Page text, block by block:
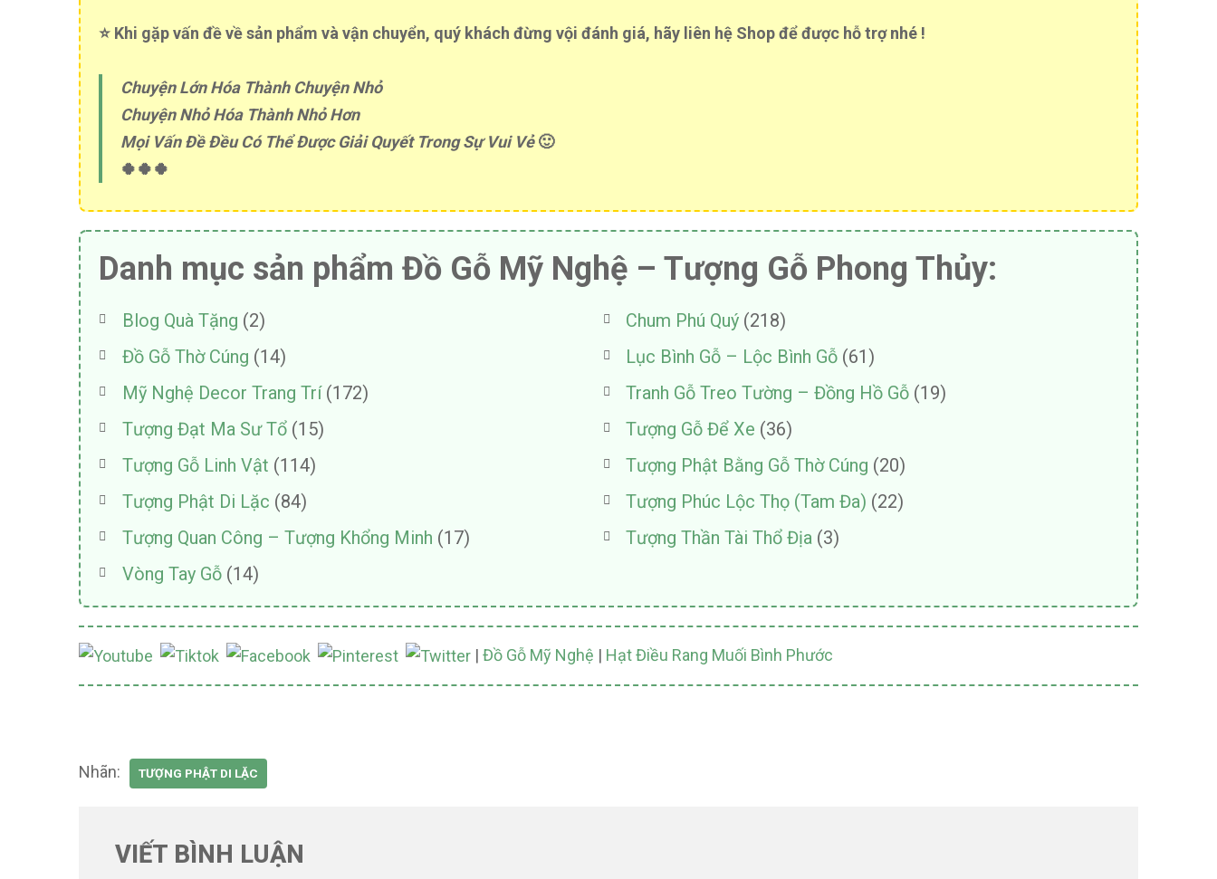
⭐️ Khi gặp vấn đề về sản phẩm và vận chuyển, quý khách đừng vội đánh giá, hãy liên hệ Shop để được hỗ trợ nhé !
Chuyện Lớn Hóa Thành Chuyện Nhỏ
Chuyện Nhỏ Hóa Thành Nhỏ Hơn
Mọi Vấn Đề Đều Có Thể Được Giải Quyết Trong Sự Vui Vẻ🙂
🍀🍀🍀
Danh mục sản phẩm Đồ Gỗ Mỹ Nghệ – Tượng Gỗ Phong Thủy:
Blog Quà Tặng (2) Chum Phú Quý (218)
Đồ Gỗ Thờ Cúng (14) Lục Bình Gỗ – Lộc Bình Gỗ (61)
Mỹ Nghệ Decor Trang Trí(172) Tranh Gỗ Treo Tường – Đồng Hồ Gỗ (19)
Tượng Đạt Ma Sư Tổ(15) Tượng Gỗ Để Xe (36)
Tượng Gỗ Linh Vật (114) Tượng Phật Bằng Gỗ Thờ Cúng (20)
Tượng Phật Di Lặc (84) Tượng Phúc Lộc Thọ (Tam Đa) (22)
Tượng Quan Công – Tượng Khổng Minh (17) Tượng Thần Tài Thổ Địa (3)
Vòng Tay Gỗ(14)
| Đồ Gỗ Mỹ Nghệ | Hạt Điều Rang Muối Bình Phước
Nhãn: TƯỢNG PHẬT DI LẶC
VIẾT BÌNH LUẬN